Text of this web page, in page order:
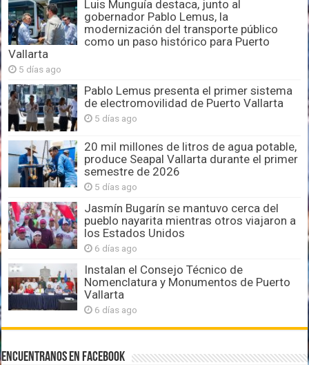
Luis Munguía destaca, junto al
gobernador Pablo Lemus, la
modernización del transporte público
como un paso histórico para Puerto
Vallarta
5 días ago
Pablo Lemus presenta el primer sistema
de electromovilidad de Puerto Vallarta
5 días ago
20 mil millones de litros de agua potable,
produce Seapal Vallarta durante el primer
semestre de 2026
5 días ago
Jasmín Bugarín se mantuvo cerca del
pueblo nayarita mientras otros viajaron a
los Estados Unidos
6 días ago
Instalan el Consejo Técnico de
Nomenclatura y Monumentos de Puerto
Vallarta
6 días ago
Encuentranos en Facebook